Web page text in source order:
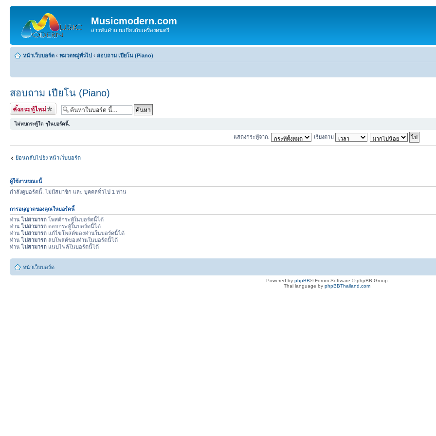
Musicmodern.com
สารพันคำถามเกี่ยวกับเครื่องดนตรี
หน้าเว็บบอร์ด ‹ หมวดหมู่ทั่วไป ‹ สอบถาม เปียโน (Piano)
สอบถาม เปียโน (Piano)
ตั้งกระทู้ใหม่
ไม่พบกระทู้ใด ๆในบอร์ดนี้.
แสดงกระทู้จาก: เรียงตาม
ย้อนกลับไปยัง หน้าเว็บบอร์ด
ผู้ใช้งานขณะนี้
่กำลังดูบอร์ดนี้: ไม่มีสมาชิก และ บุคคลทั่วไป 1 ท่าน
การอนุญาตของคุณในบอร์ดนี้
ท่านไม่สามารถ โพสต์กระทู้ในบอร์ดนี้ได้
ท่านไม่สามารถ ตอบกระทู้ในบอร์ดนี้ได้
ท่านไม่สามารถ แก้ไขโพสต์ของท่านในบอร์ดนี้ได้
ท่านไม่สามารถ ลบโพสต์ของท่านในบอร์ดนี้ได้
ท่านไม่สามารถ แนบไฟล์ในบอร์ดนี้ได้
หน้าเว็บบอร์ด
Powered by phpBB® Forum Software © phpBB Group
Thai language by phpBBThailand.com